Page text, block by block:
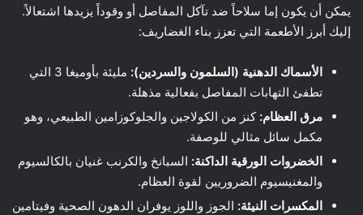
يمكن أن يكون إما سلاحاً ضد تآكل المفاصل أو وقوداً يزيدها اشتعالاً.
إليك أبرز الأطعمة التي تعزز بناء الغضاريف:
الأسماك الدهنية (السلمون والسردين):
مليئة بأوميغا 3 التي
تطفئ التهابات المفاصل بفعالية مذهلة.
مرق العظام: كنز من الكولاجين والجلوكوزامين الطبيعي، وهو
مكمل سائل مثالي للوصفة.
الخضروات الورقية الداكنة: السبانخ والكرنب غنيان بالكالسيوم
والمغنيسيوم الضروريين لقوة العظام.
المكسرات النيئة: الجوز واللوز يوفران الدهون الصحية وفيتامين